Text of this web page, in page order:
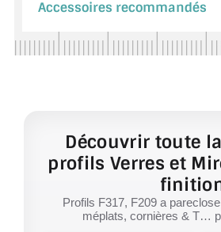
Accessoires recommandés
Découvrir toute
profils Verres et
Profils F317, F209 a
méplats, cornières & T…